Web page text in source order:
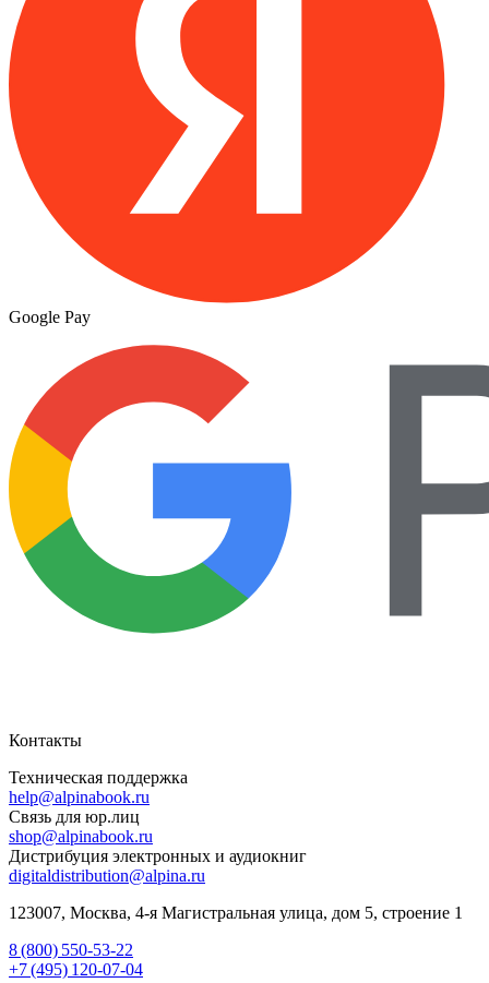
Google Pay
Контакты
Техническая поддержка
help@alpinabook.ru
Связь для юр.лиц
shop@alpinabook.ru
Дистрибуция электронных и аудиокниг
digitaldistribution@alpina.ru
123007, Москва, 4-я Магистральная улица, дом 5, строение 1
8 (800) 550-53-22
+7 (495) 120-07-04